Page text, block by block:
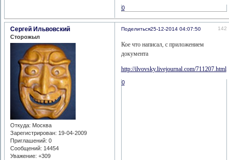
0
Поделиться 142
25-12-2014 04:07:50
Сергей Ильвовский
Сторожыл
Откуда: Москва
Зарегистрирован: 19-04-2009
Приглашений: 0
Сообщений: 14454
Уважение: +309
Кое что написал, с приложением
документа
http://ilvovsky.livejournal.com/711207.html
0